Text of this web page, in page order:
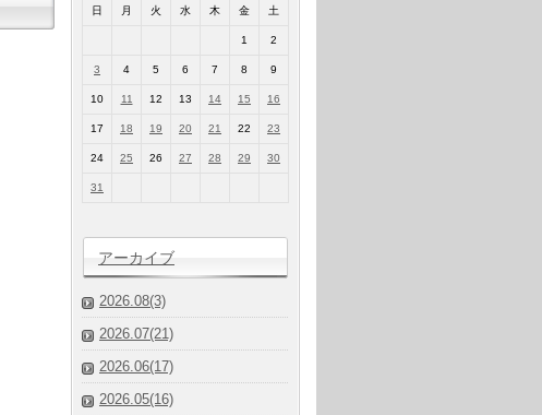
日 月 火 水 木 金 土
1 2
3 4 5 6 7 8 9
10 11 12 13 14 15 16
17 18 19 20 21 22 23
24 25 26 27 28 29 30
31
アーカイブ
2026.08(3)
2026.07(21)
2026.06(17)
2026.05(16)